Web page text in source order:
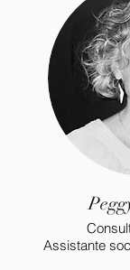
Assistante